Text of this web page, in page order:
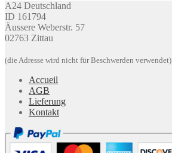
A24 Deutschland
ID 161794
Äussere Weberstr. 57
02763 Zittau
(die Adresse wird nicht für Beschwerden verwendet)
Accueil
AGB
Lieferung
Kontakt